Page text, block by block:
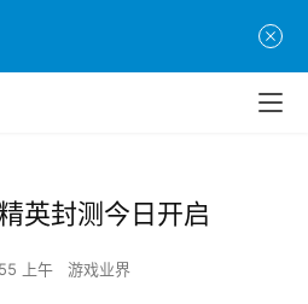
英封测今日开启
上午 游戏业界